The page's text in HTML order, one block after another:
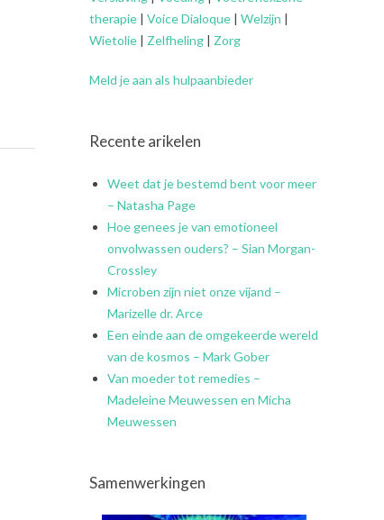
therapie | Voice Dialoque | Welzijn |
Wietolie | Zelfheling | Zorg
Meld je aan als hulpaanbieder
Recente arikelen
Weet dat je bestemd bent voor meer
– Natasha Page
Hoe genees je van emotioneel
onvolwassen ouders? – Sian Morgan-
Crossley
Microben zijn niet onze vijand –
Marizelle dr. Arce
Een einde aan de omgekeerde wereld
van de kosmos – Mark Gober
Van moeder tot remedies –
Madeleine Meuwessen en Micha
Meuwessen
Samenwerkingen